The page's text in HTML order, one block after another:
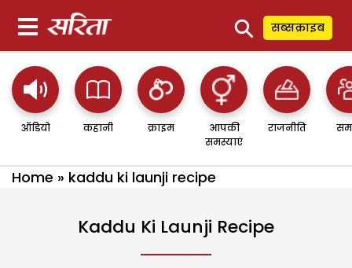
⚲ सब्सक्राइब
ऑडियो कहानी क्राइम
आपकी
समस्याएं
राजनीति
Home » kaddu ki launji recipe
Kaddu Ki Launji Recipe